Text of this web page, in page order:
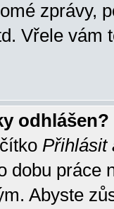
zprávy,
Vřele vám
odhlášen?
Přihlásit
dobu práce
Abyste